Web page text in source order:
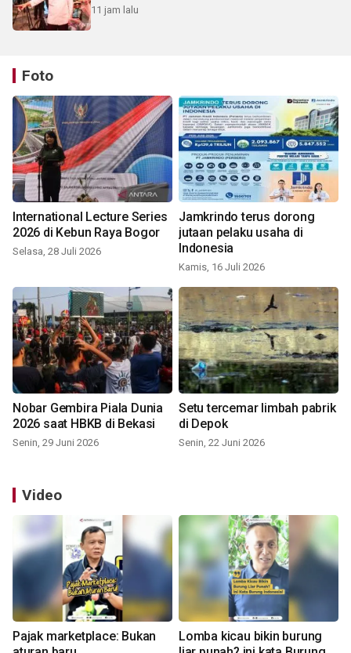
11 jam lalu
Foto
International Lecture Series
2026 di Kebun Raya Bogor
Selasa, 28 Juli 2026
Jamkrindo terus dorong
jutaan pelaku usaha di
Indonesia
Kamis, 16 Juli 2026
Nobar Gembira Piala Dunia
2026 saat HBKB di Bekasi
Senin, 29 Juni 2026
Setu tercemar limbah pabrik
di Depok
Senin, 22 Juni 2026
Video
Pajak marketplace: Bukan
Lomba kicau bikin burung